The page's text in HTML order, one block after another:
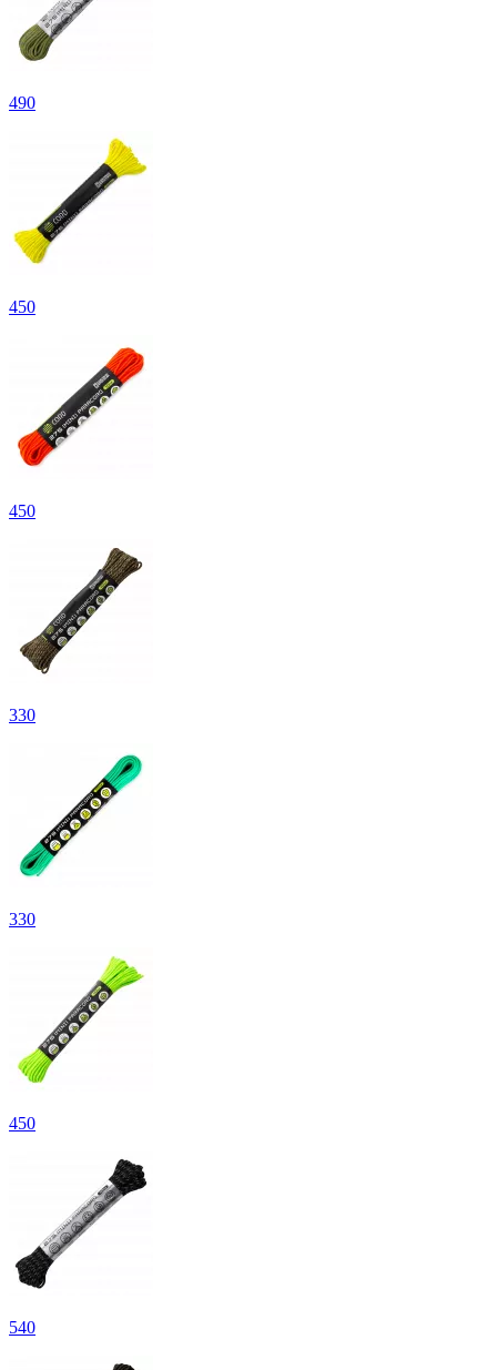
490
450
450
330
330
450
540